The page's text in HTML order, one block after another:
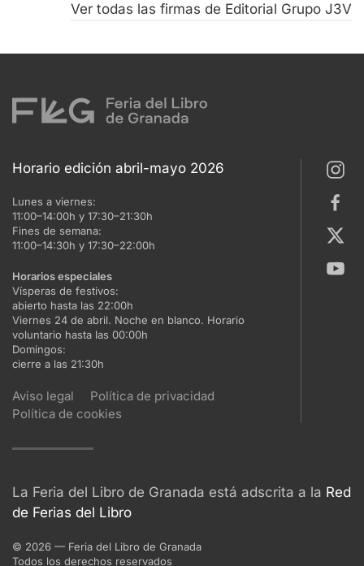
Ver todas las firmas de Editorial Grupo J3V
Horario edición abril-mayo 2026
Lunes a viernes:
11:00–14:00h y 17:30–21:30h
Fines de semana:
11:00–14:30h y 17:30–22:00h
Horarios especiales
Vísperas de festivos:
abierto hasta las 22:00h
Viernes 24 de abril. Noche en blanco. Horario
voluntario hasta las 00:00h
Domingos:
cierre a las 21:30h
Aviso legal
Política de privacidad
Política de cookies
La Feria del Libro de Granada está adscrita a la Red
de Ferias del Libro
© 2026 — Feria del Libro de Granada
Todos los derechos reservados